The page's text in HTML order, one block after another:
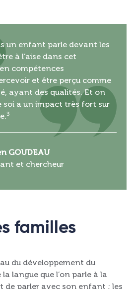
un enfant parle devant les
à l’aise dans cet
compétences
et être perçu comme
ayant des qualités. Et on
soi a un impact très fort sur
3
GOUDEAU
et chercheur
familles
du développement du
langue que l’on parle à la
de parler avec son enfant ; les